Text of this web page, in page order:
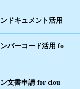
ドキュメント活用
バーコード活用 fo
文書申請 for clou